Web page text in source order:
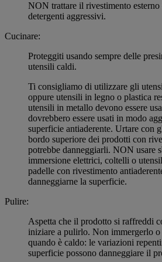
NON trattare il rivestimento
detergenti aggressivi.
Cucinare:
Proteggiti usando sempre delle
utensili caldi.
Ti consigliamo di utilizzare gli
oppure utensili in legno o plastica
utensili in metallo devono essere
dovrebbero essere usati in modo
superficie antiaderente. Urtare con
bordo superiore dei prodotti con
potrebbe danneggiarli. NON usare
immersione elettrici, coltelli o
padelle con rivestimento
danneggiarne la superficie.
Pulire:
Aspetta che il prodotto si raffreddi
iniziare a pulirlo. Non immergerlo
quando è caldo: le variazioni
superficie possono danneggiare il